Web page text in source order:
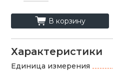
cart_fill В корзину
Характеристики
Единица измерения